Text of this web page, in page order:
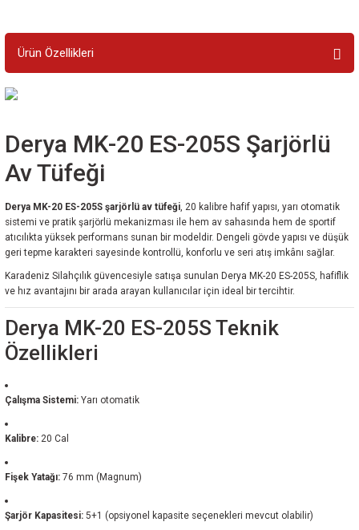
Ürün Özellikleri
Derya MK-20 ES-205S Şarjörlü
Av Tüfeği
Derya MK-20 ES-205S şarjörlü av tüfeği, 20 kalibre hafif yapısı, yarı otomatik
sistemi ve pratik şarjörlü mekanizması ile hem av sahasında hem de sportif
atıcılıkta yüksek performans sunan bir modeldir. Dengeli gövde yapısı ve düşük
geri tepme karakteri sayesinde kontrollü, konforlu ve seri atış imkânı sağlar.
Karadeniz Silahçılık güvencesiyle satışa sunulan Derya MK-20 ES-205S, hafiflik
ve hız avantajını bir arada arayan kullanıcılar için ideal bir tercihtir.
Derya MK-20 ES-205S Teknik
Özellikleri
Çalışma Sistemi: Yarı otomatik
Kalibre: 20 Cal
Fişek Yatağı: 76 mm (Magnum)
Şarjör Kapasitesi: 5+1 (opsiyonel kapasite seçenekleri mevcut olabilir)